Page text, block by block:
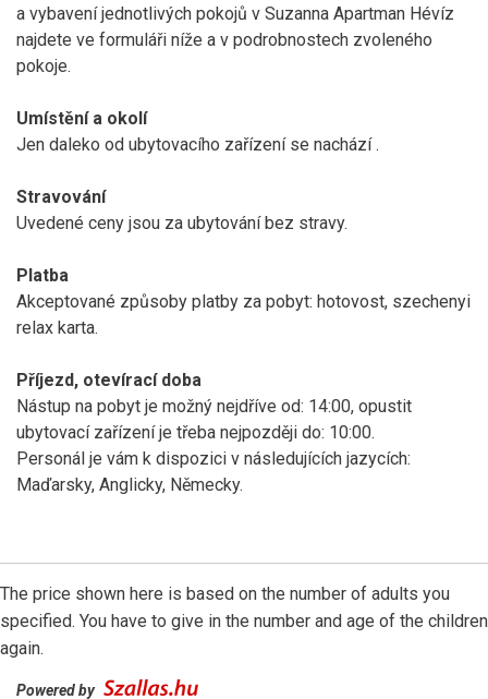
a vybavení jednotlivých pokojů v Suzanna Apartman Hévíz
najdete ve formuláři níže a v podrobnostech zvoleného
pokoje.
Umístění a okolí
Jen daleko od ubytovacího zařízení se nachází.
Stravování
Uvedené ceny jsou za ubytování bez stravy.
Platba
Akceptované způsoby platby za pobyt: hotovost, szechenyi
relax karta.
Příjezd, otevírací doba
Nástup na pobyt je možný nejdříve od: 14:00, opustit
ubytovací zařízení je třeba nejpozději do: 10:00.
Personál je vám k dispozici v následujících jazycích:
Maďarsky, Anglicky, Německy.
The price shown here is based on the number of adults you
specified. You have to give in the number and age of the children
again.
Powered by